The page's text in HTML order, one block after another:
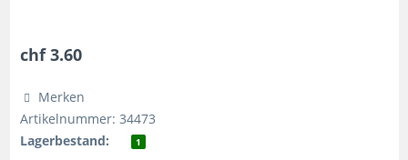
chf 3.60
Merken
Artikelnummer: 34473
Lagerbestand:
1